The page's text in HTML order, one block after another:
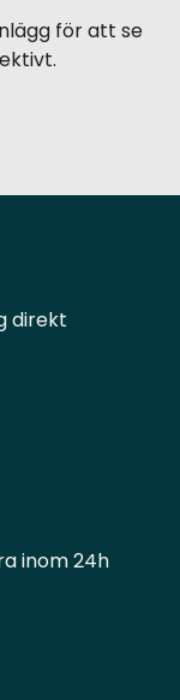
för att se
direkt
inom 24h